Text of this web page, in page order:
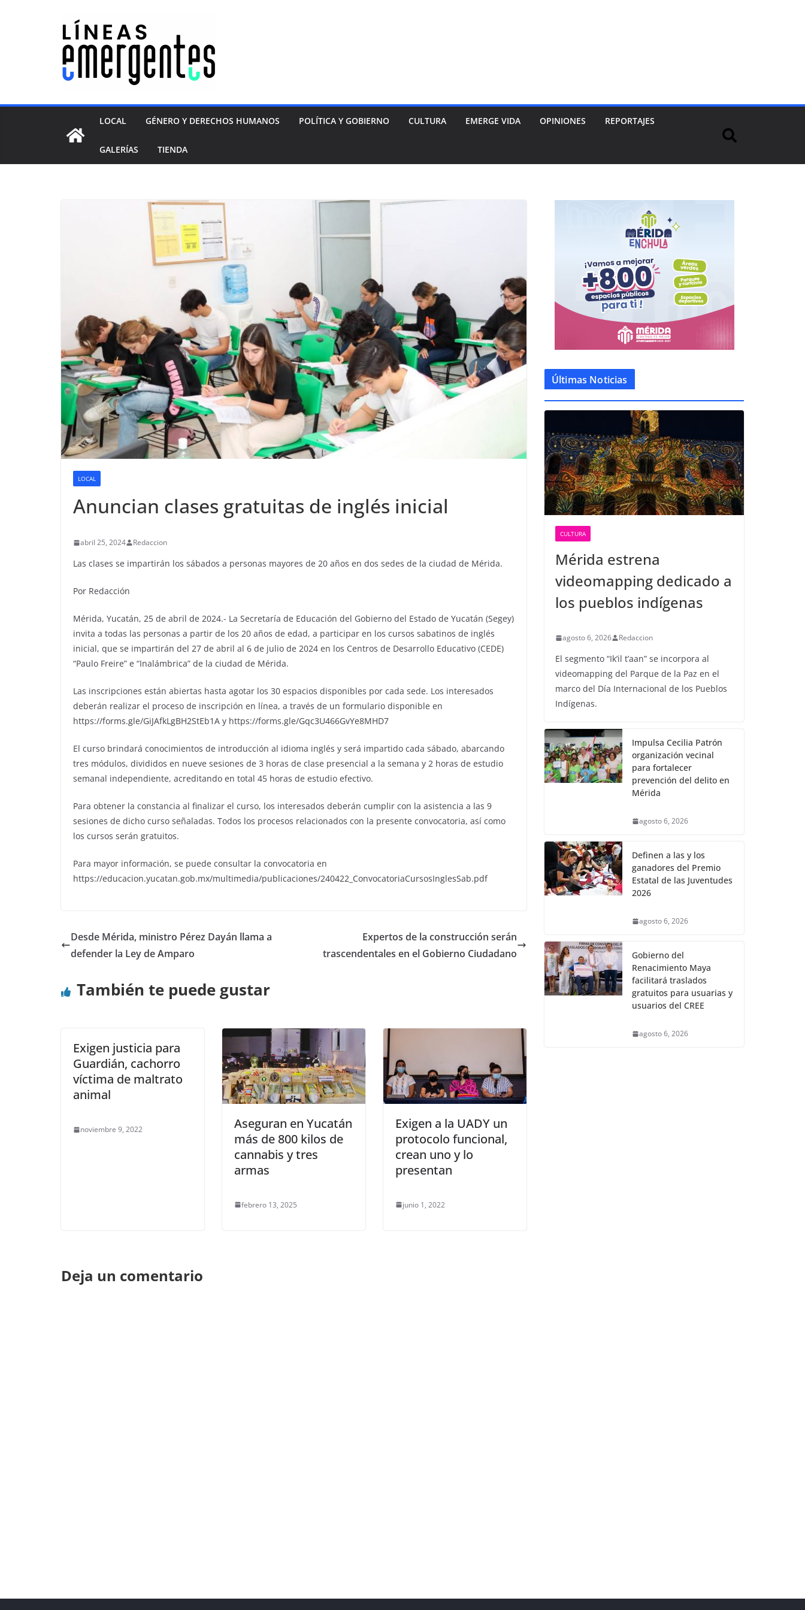
LOCAL GÉNERO Y DERECHOS HUMANOS POLÍTICA Y GOBIERNO CULTURA EMERGE VIDA OPINIONES REPORTAJES
GALERÍAS TIENDA
LOCAL
Anuncian clases gratuitas de inglés inicial
abril 25, 2024 Redaccion
Las clases se impartirán los sábados a personas mayores de 20 años en dos sedes de la ciudad de Mérida.
Por Redacción
Mérida, Yucatán, 25 de abril de 2024.- La Secretaría de Educación del Gobierno del Estado de Yucatán (Segey)
invita a todas las personas a partir de los 20 años de edad, a participar en los cursos sabatinos de inglés
inicial, que se impartirán del 27 de abril al 6 de julio de 2024 en los Centros de Desarrollo Educativo (CEDE)
“Paulo Freire” e “Inalámbrica” de la ciudad de Mérida.
Las inscripciones están abiertas hasta agotar los 30 espacios disponibles por cada sede. Los interesados
deberán realizar el proceso de inscripción en línea, a través de un formulario disponible en
https://forms.gle/GiJAfkLgBH2StEb1A y https://forms.gle/Gqc3U466GvYe8MHD7
El curso brindará conocimientos de introducción al idioma inglés y será impartido cada sábado, abarcando
tres módulos, divididos en nueve sesiones de 3 horas de clase presencial a la semana y 2 horas de estudio
semanal independiente, acreditando en total 45 horas de estudio efectivo.
Para obtener la constancia al finalizar el curso, los interesados deberán cumplir con la asistencia a las 9
sesiones de dicho curso señaladas. Todos los procesos relacionados con la presente convocatoria, así como
los cursos serán gratuitos.
Para mayor información, se puede consultar la convocatoria en
https://educacion.yucatan.gob.mx/multimedia/publicaciones/240422_ConvocatoriaCursosInglesSab.pdf
Desde Mérida, ministro Pérez Dayán llama a
defender la Ley de Amparo
Expertos de la construcción serán
trascendentales en el Gobierno Ciudadano
También te puede gustar
Exigen justicia para
Guardián, cachorro
víctima de maltrato
animal
noviembre 9, 2022
Aseguran en Yucatán
más de 800 kilos de
cannabis y tres
armas
febrero 13, 2025
Exigen a la UADY un
protocolo funcional,
crean uno y lo
presentan
junio 1, 2022
Deja un comentario
Últimas Noticias
CULTURA
Mérida estrena
videomapping dedicado a
los pueblos indígenas
agosto 6, 2026 Redaccion
El segmento “Ik’il t’aan” se incorpora al
videomapping del Parque de la Paz en el
marco del Día Internacional de los Pueblos
Indígenas.
Impulsa Cecilia Patrón
organización vecinal
para fortalecer
prevención del delito en
Mérida
agosto 6, 2026
Definen a las y los
ganadores del Premio
Estatal de las Juventudes
2026
agosto 6, 2026
Gobierno del
Renacimiento Maya
facilitará traslados
gratuitos para usuarias y
usuarios del CREE
agosto 6, 2026